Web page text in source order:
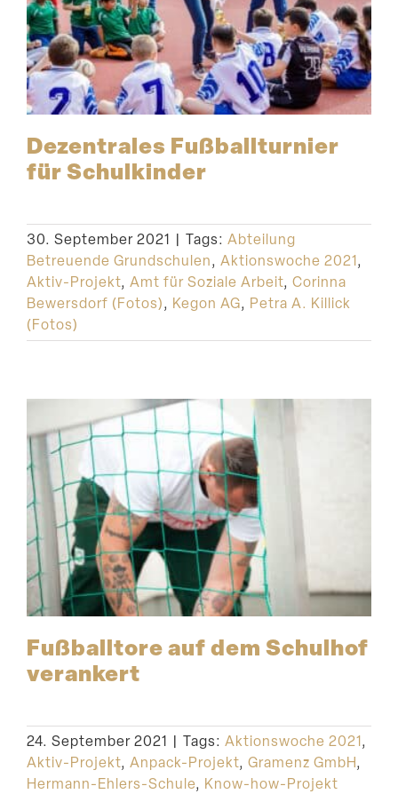
Dezen­trales Fußball­turnier
für Schulkinder
30. September 2021 | Tags: Abteilung
Betreuende Grundschulen, Aktionswoche 2021,
Aktiv-Projekt, Amt für Soziale Arbeit, Corinna
Bewersdorf (Fotos), Kegon AG, Petra A. Killick
(Fotos)
Fußballtore auf dem Schulhof
verankert
24. September 2021 | Tags: Aktionswoche 2021,
Aktiv-Projekt, Anpack-Projekt, Gramenz GmbH,
Hermann-Ehlers-Schule, Know-how-Projekt